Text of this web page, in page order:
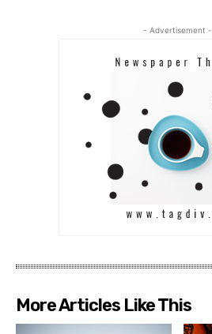
- Advertisement -
More Articles Like This